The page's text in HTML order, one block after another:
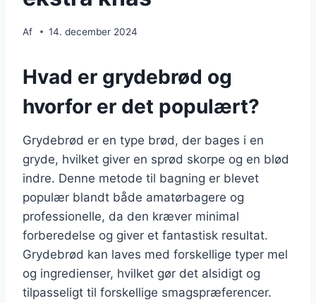
Af 14. december 2024
Hvad er grydebrød og
hvorfor er det populært?
Grydebrød er en type brød, der bages i en
gryde, hvilket giver en sprød skorpe og en blød
indre. Denne metode til bagning er blevet
populær blandt både amatørbagere og
professionelle, da den kræver minimal
forberedelse og giver et fantastisk resultat.
Grydebrød kan laves med forskellige typer mel
og ingredienser, hvilket gør det alsidigt og
tilpasseligt til forskellige smagspræferencer.